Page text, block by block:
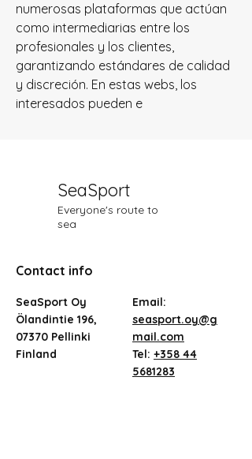
numerosas plataformas que actúan
como intermediarias entre los
profesionales y los clientes,
garantizando estándares de calidad
y discreción. En estas webs, los
interesados pueden e
SeaSport
Everyone's route to
sea
Contact info
SeaSport Oy
Ölandintie 196,
07370 Pellinki
Finland
Email:
seasport.oy@g
mail.com
Tel: +358 44
5681283